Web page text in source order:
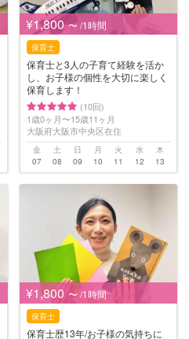
¥1,800 〜 /1時間
保育士
保育士と3人の子育て経験を活か
し、お子様の個性を大切に楽しく
保育します！
(10回)
1歳0ヶ月〜15歳11ヶ月
大阪府大阪市中央区在住
金
07
土
08
日
09
月
10
火
11
水
12
木
13
¥1,800 〜 /1時間
保育士
保育士歴13年/お子様の気持ちに